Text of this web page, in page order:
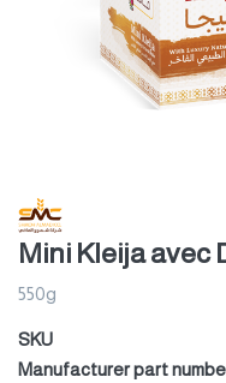
Mini Kleija avec
550g
SKU
Manufacturer part